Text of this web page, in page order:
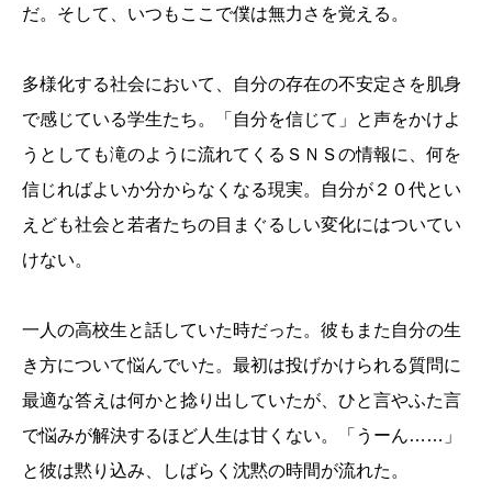
だ。そして、いつもここで僕は無力さを覚える。
多様化する社会において、自分の存在の不安定さを肌身
で感じている学生たち。「自分を信じて」と声をかけよ
うとしても滝のように流れてくるＳＮＳの情報に、何を
信じればよいか分からなくなる現実。自分が２０代とい
えども社会と若者たちの目まぐるしい変化にはついてい
けない。
一人の高校生と話していた時だった。彼もまた自分の生
き方について悩んでいた。最初は投げかけられる質問に
最適な答えは何かと捻り出していたが、ひと言やふた言
で悩みが解決するほど人生は甘くない。「うーん……」
と彼は黙り込み、しばらく沈黙の時間が流れた。